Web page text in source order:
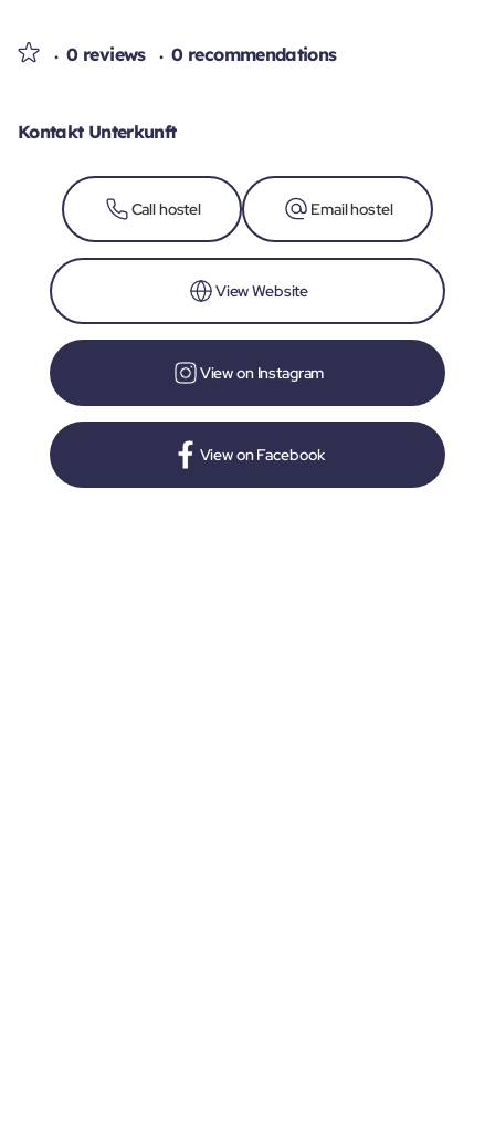
0 reviews 0 recommendations
Kontakt Unterkunft
Call hostel Email hostel
View Website
View on Instagram
View on Facebook